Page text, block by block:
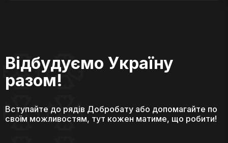
Відбудуємо Україну
разом!
Вступайте до рядів Добробату або допомагайте по
своїм можливостям, тут кожен матиме, що робити!